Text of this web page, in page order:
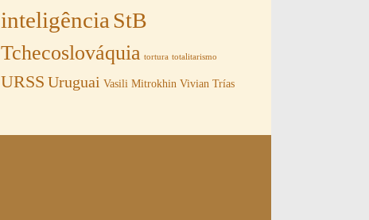
inteligência StB
Tchecoslováquia tortura totalitarismo
URSS Uruguai Vasili Mitrokhin Vivian Trías